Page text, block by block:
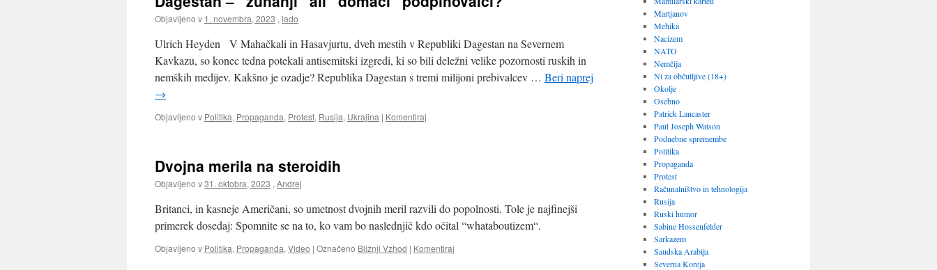
Objavljeno v 1. novembra, 2023 , lado
Ulrich Heyden V Mahačkali in Hasavjurtu, dveh mestih v Republiki Dagestan na Severnem
Kavkazu, so konec tedna potekali antisemitski izgredi, ki so bili deležni velike pozornosti ruskih in
nemških medijev. Kakšno je ozadje? Republika Dagestan s tremi milijoni prebivalcev … Beri naprej
→
Objavljeno v Politika, Propaganda, Protest, Rusija, Ukrajina | Komentiraj
Dvojna merila na steroidih
Objavljeno v31. oktobra, 2023 , Andrej
Britanci, in kasneje Američani, so umetnost dvojnih meril razvili do popolnosti. Tole je najfinejši
primerek dosedaj: Spomnite se na to, ko vam bo naslednjič kdo očital “whataboutizem“.
Objavljeno v Politika, Propaganda, Video | Označeno Bližnji Vzhod | Komentiraj
Martjanov
Mehika
Nacizem
NATO
Nemčija
Ni za občutljive (18+)
Okolje
Osebno
Patrick Lancaster
Paul Joseph Watson
Podnebne spremembe
Politika
Propaganda
Protest
Računalništvo in tehnologija
Rusija
Ruski humor
Sabine Hossenfelder
Sarkazem
Saudska Arabija
Severna Koreja